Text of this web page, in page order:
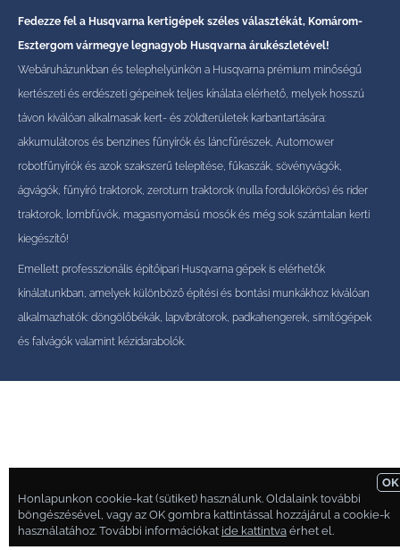
Fedezze fel a Husqvarna kertigépek széles választékát, Komárom-
Esztergom vármegye legnagyob Husqvarna árukészletével!
Webáruházunkban és telephelyünkön a Husqvarna prémium minőségű
kertészeti és erdészeti gépeinek teljes kínálata elérhető, melyek hosszú
távon kiválóan alkalmasak kert- és zöldterületek karbantartására:
akkumulátoros és benzines fűnyírók és láncfűrészek, Automower
robotfűnyírók és azok szakszerű telepítése, fűkaszák, sövényvágók,
ágvágók, fűnyíró traktorok, zeroturn traktorok (nulla fordulókörös) és rider
traktorok, lombfúvók, magasnyomású mosók és még sok számtalan kerti
kiegészítő!
Emellett professzionális építőipari Husqvarna gépek is elérhetők
kínálatunkban, amelyek különböző építési és bontási munkákhoz kiválóan
alkalmazhatók: döngölőbékák, lapvibrátorok, padkahengerek, simítógépek
és falvágók valamint kézidarabolók.
OK
Honlapunkon cookie-kat (sütiket) használunk. Oldalaink további
böngészésével, vagy az OK gombra kattintással hozzájárul a cookie-k
használatához. További információkat ide kattintva érhet el.